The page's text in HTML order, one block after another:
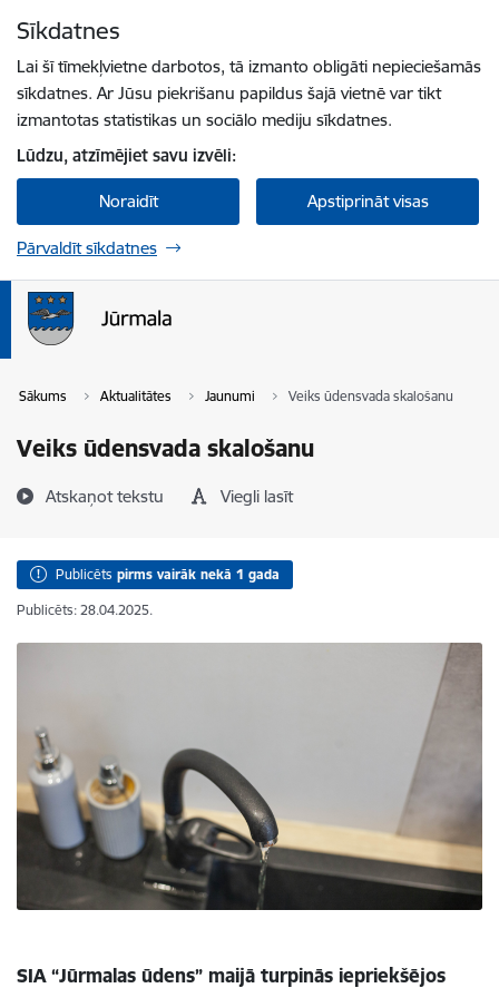
Sīkdatnes
Lai šī tīmekļvietne darbotos, tā izmanto obligāti nepieciešamās
sīkdatnes. Ar Jūsu piekrišanu papildus šajā vietnē var tikt
izmantotas statistikas un sociālo mediju sīkdatnes.
Lūdzu, atzīmējiet savu izvēli:
Noraidīt Apstiprināt visas
Pārvaldīt sīkdatnes
Sākums Aktualitātes Jaunumi Veiks ūdensvada skalošanu
Veiks ūdensvada skalošanu
Atskaņot tekstu Viegli lasīt
Publicēts pirms vairāk nekā 1 gada
Publicēts: 28.04.2025.
SIA “Jūrmalas ūdens” maijā turpinās iepriekšējos